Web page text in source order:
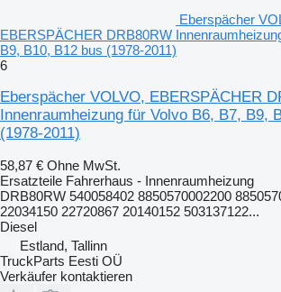
Eberspächer
EBERSPÄCHER DRB80RW
B9, B10, B12 bus (1978-2011)
6
Eberspächer VOLVO, EBERSPÄCHER
Innenraumheizung für Volvo B6, B7, B9,
(1978-2011)
58,87 € Ohne MwSt.
Ersatzteile Fahrerhaus - Innenraumheizung
DRB80RW 540058402 8850570002200
22034150 22720867 20140152 503137122...
Diesel
Estland, Tallinn
TruckParts Eesti OÜ
Verkäufer kontaktieren